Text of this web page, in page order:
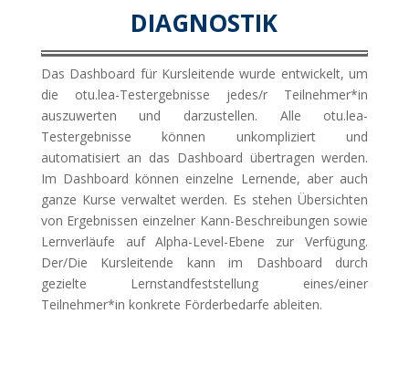
DIAGNOSTIK
Das Dashboard für Kursleitende wurde entwickelt, um
die otu.lea-Testergebnisse jedes/r Teilnehmer*in
auszuwerten und darzustellen. Alle otu.lea-
Testergebnisse können unkompliziert und
automatisiert an das Dashboard übertragen werden.
Im Dashboard können einzelne Lernende, aber auch
ganze Kurse verwaltet werden. Es stehen Übersichten
von Ergebnissen einzelner Kann-Beschreibungen sowie
Lernverläufe auf Alpha-Level-Ebene zur Verfügung.
Der/Die Kursleitende kann im Dashboard durch
gezielte Lernstandfeststellung eines/einer
Teilnehmer*in konkrete Förderbedarfe ableiten.